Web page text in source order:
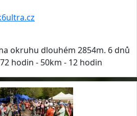
okruhu dlouhém 2854m. 6 dnů
hodin - 50km - 12 hodin